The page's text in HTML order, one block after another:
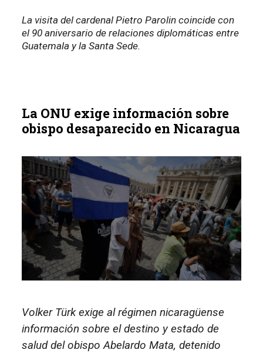
La visita del cardenal Pietro Parolin coincide con
el 90 aniversario de relaciones diplomáticas entre
Guatemala y la Santa Sede.
La ONU exige información sobre
obispo desaparecido en Nicaragua
Volker Türk exige al régimen nicaragüense
información sobre el destino y estado de
salud del obispo Abelardo Mata, detenido